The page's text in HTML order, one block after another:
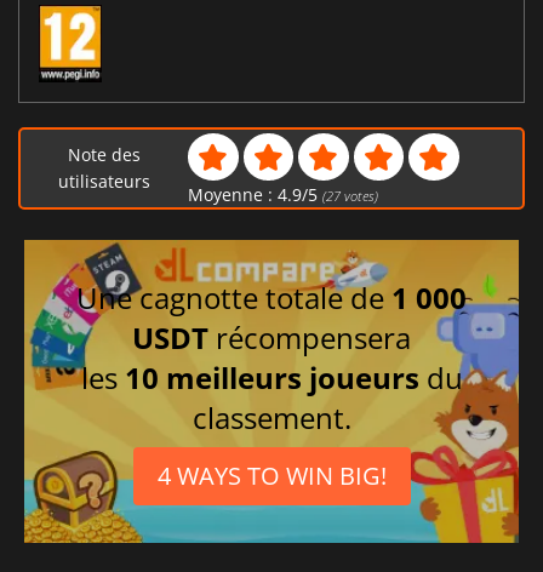
Note des
utilisateurs
Moyenne : 4.9/5 (27votes)
Une cagnotte totale de 1 000
USDT récompensera
les 10 meilleurs joueurs du
classement.
4 WAYS TO WIN BIG!